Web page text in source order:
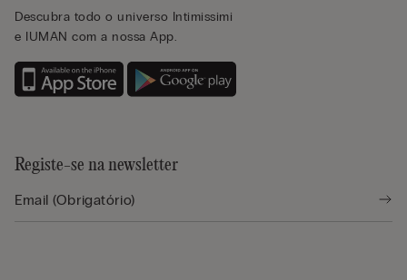
Descubra todo o universo Intimissimi
e IUMAN com a nossa App.
Registe-se na newsletter